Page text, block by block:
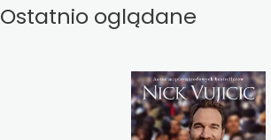
Ostatnio oglądane